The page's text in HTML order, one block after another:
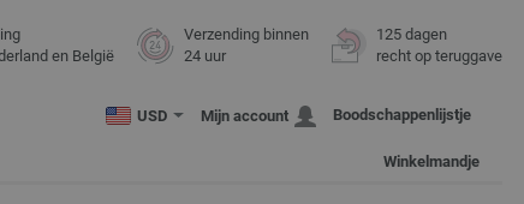
en België
Verzending binnen
24 uur
125 dagen
recht op teruggave
USD Mijn account Boodschappenlijstje
Winkelmandje